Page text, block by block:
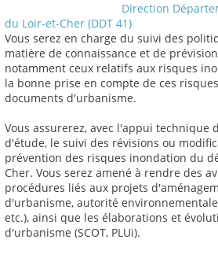
Direction
du Loir-et-Cher (DDT 41)
Vous serez en charge du suivi des
matière de connaissance et de
notamment ceux relatifs aux risques
la bonne prise en compte de ces
documents d'urbanisme.
Vous assurerez, avec l'appui technique
d'étude, le suivi des révisions ou
prévention des risques inondation du
Cher. Vous serez amené à rendre des
procédures liés aux projets
d'urbanisme, autorité
etc.), ainsi que les élaborations et
d'urbanisme (SCOT, PLUi).